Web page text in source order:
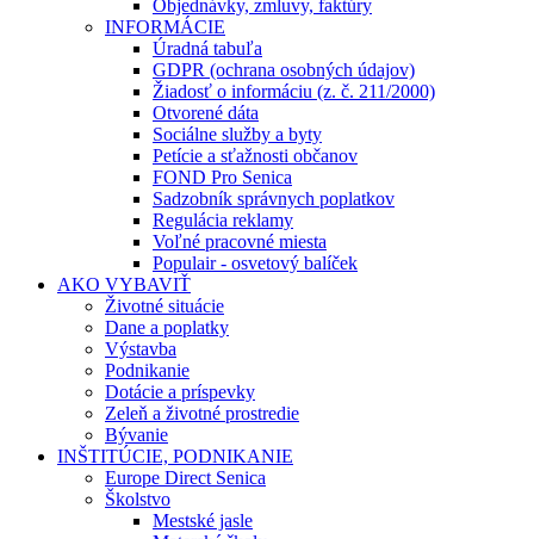
Objednávky, zmluvy, faktúry
INFORMÁCIE
Úradná tabuľa
GDPR (ochrana osobných údajov)
Žiadosť o informáciu (z. č. 211/2000)
Otvorené dáta
Sociálne služby a byty
Petície a sťažnosti občanov
FOND Pro Senica
Sadzobník správnych poplatkov
Regulácia reklamy
Voľné pracovné miesta
Populair - osvetový balíček
AKO VYBAVIŤ
Životné situácie
Dane a poplatky
Výstavba
Podnikanie
Dotácie a príspevky
Zeleň a životné prostredie
Bývanie
INŠTITÚCIE, PODNIKANIE
Europe Direct Senica
Školstvo
Mestské jasle